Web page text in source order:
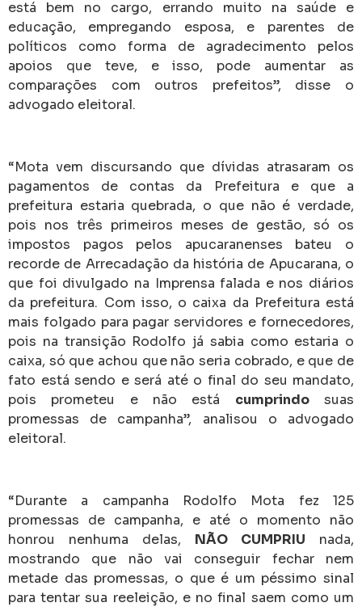
está bem no cargo, errando muito na saúde e
educação, empregando esposa, e parentes de
políticos como forma de agradecimento pelos
apoios que teve, e isso, pode aumentar as
comparações com outros prefeitos”, disse o
advogado eleitoral.
“Mota vem discursando que dívidas atrasaram os
pagamentos de contas da Prefeitura e que a
prefeitura estaria quebrada, o que não é verdade,
pois nos três primeiros meses de gestão, só os
impostos pagos pelos apucaranenses bateu o
recorde de Arrecadação da história de Apucarana, o
que foi divulgado na Imprensa falada e nos diários
da prefeitura. Com isso, o caixa da Prefeitura está
mais folgado para pagar servidores e fornecedores,
pois na transição Rodolfo já sabia como estaria o
caixa, só que achou que não seria cobrado, e que de
fato está sendo e será até o final do seu mandato,
pois prometeu e não está cumprindosuas
promessas de campanha”, analisou o advogado
eleitoral.
“Durante a campanha Rodolfo Mota fez 125
promessas de campanha, e até o momento não
honrou nenhuma delas, NÃO CUMPRIU nada,
mostrando que não vai conseguir fechar nem
metade das promessas, o que é um péssimo sinal
para tentar sua reeleição, e no final saem como um